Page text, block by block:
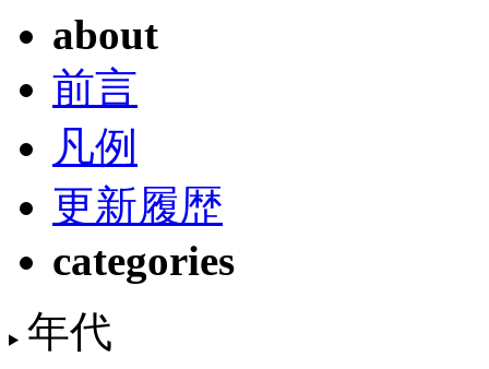
about
前言
凡例
更新履歴
categories
年代